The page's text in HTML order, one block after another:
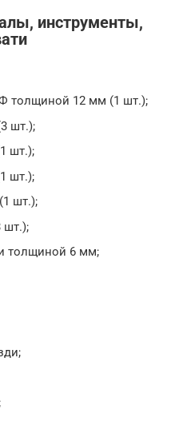
инструменты,
толщиной 12 мм (1 шт.);
шт.);
шт.);
шт.);
шт.);
шт.);
толщиной 6 мм;